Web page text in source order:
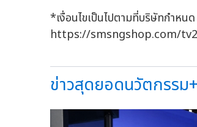
*เงื่อนไขเป็นไปตามที่บริษัทกำหนด
https://smsngshop.com/
ข่าวสุดยอดนวัตกรรม